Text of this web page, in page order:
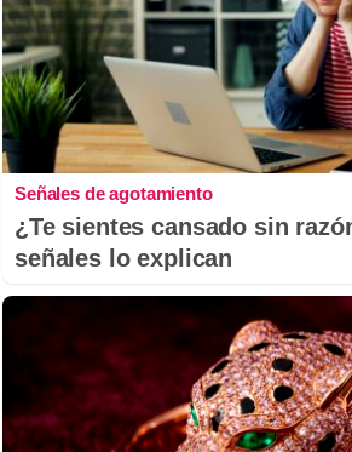
Señales de agotamiento
¿Te sientes cansado sin
señales lo explican